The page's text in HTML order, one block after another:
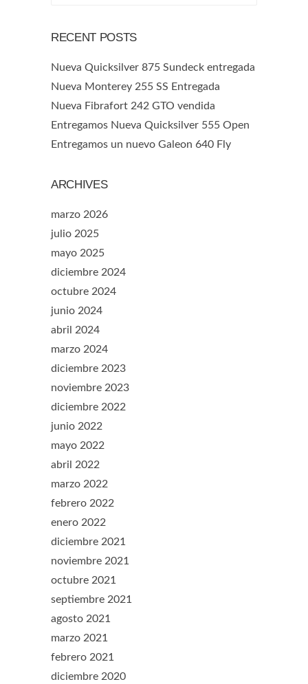
RECENT POSTS
Nueva Quicksilver 875 Sundeck entregada
Nueva Monterey 255 SS Entregada
Nueva Fibrafort 242 GTO vendida
Entregamos Nueva Quicksilver 555 Open
Entregamos un nuevo Galeon 640 Fly
ARCHIVES
marzo 2026
julio 2025
mayo 2025
diciembre 2024
octubre 2024
junio 2024
abril 2024
marzo 2024
diciembre 2023
noviembre 2023
diciembre 2022
junio 2022
mayo 2022
abril 2022
marzo 2022
febrero 2022
enero 2022
diciembre 2021
noviembre 2021
octubre 2021
septiembre 2021
agosto 2021
marzo 2021
febrero 2021
diciembre 2020